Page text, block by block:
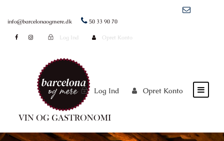
info@barcelonaogmere.dk 50 33 90 70
Log Ind Opret Konto
Log Ind Opret Konto